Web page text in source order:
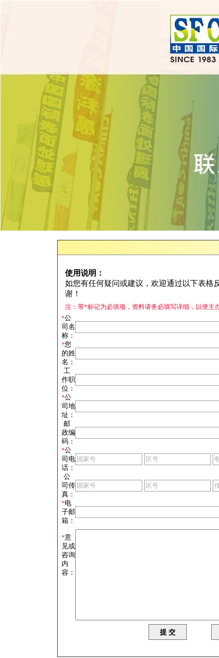
使用说明：
如您有任何疑问或建议，欢迎通过以下表格
谢！
注：带*标记为必填项，资料请务必填写详细，以便主
*公
司名
称：
*您
的姓
名：
工
作职
位：
*公
司地
址：
邮
政编
码：
*公
司电
话：
公
司传
真：
*电
子邮
箱：
*意
见或
咨询
内
容：